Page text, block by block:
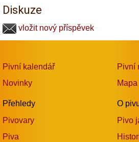
Diskuze
vložit nový příspěvek
Pivní kalendář
Novinky
Přehledy
Pivovary
Piva
Pivní
O
Pivo